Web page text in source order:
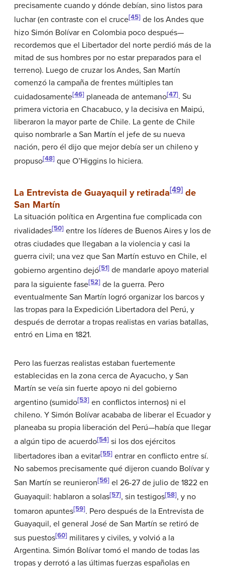
precisamente cuando y dónde debían, sino listos para
luchar (en contraste con el cruce[45] de los Andes que
hizo Simón Bolívar en Colombia poco después—
recordemos que el Libertador del norte perdió más de la
mitad de sus hombres por no estar preparados para el
terreno). Luego de cruzar los Andes, San Martín
comenzó la campaña de frentes múltiples tan
cuidadosamente[46] planeada de antemano[47]. Su
primera victoria en Chacabuco, y la decisiva en Maipú,
liberaron la mayor parte de Chile. La gente de Chile
quiso nombrarle a San Martín el jefe de su nueva
nación, pero él dijo que mejor debía ser un chileno y
propuso[48] que O’Higgins lo hiciera.
La Entrevista de Guayaquil y retirada[49] de
San Martín
La situación política en Argentina fue complicada con
rivalidades[50] entre los líderes de Buenos Aires y los de
otras ciudades que llegaban a la violencia y casi la
guerra civil; una vez que San Martín estuvo en Chile, el
gobierno argentino dejó[51] de mandarle apoyo material
para la siguiente fase[52] de la guerra. Pero
eventualmente San Martín logró organizar los barcos y
las tropas para la Expedición Libertadora del Perú, y
después de derrotar a tropas realistas en varias batallas,
entró en Lima en 1821.
Pero las fuerzas realistas estaban fuertemente
establecidas en la zona cerca de Ayacucho, y San
Martín se veía sin fuerte apoyo ni del gobierno
argentino (sumido[53] en conflictos internos) ni el
chileno. Y Simón Bolívar acababa de liberar el Ecuador y
planeaba su propia liberación del Perú—había que llegar
a algún tipo de acuerdo[54] si los dos ejércitos
libertadores iban a evitar[55] entrar en conflicto entre sí.
No sabemos precisamente qué dijeron cuando Bolívar y
San Martín se reunieron[56] el 26-27 de julio de 1822 en
Guayaquil: hablaron a solas[57], sin testigos[58], y no
tomaron apuntes[59]. Pero después de la Entrevista de
Guayaquil, el general José de San Martín se retiró de
sus puestos[60] militares y civiles, y volvió a la
Argentina. Simón Bolívar tomó el mando de todas las
tropas y derrotó a las últimas fuerzas españolas en